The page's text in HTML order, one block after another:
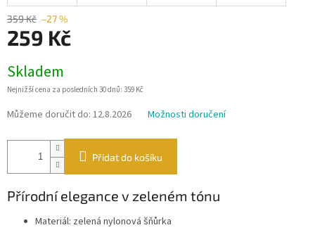
359 Kč –27 %
259 Kč
cena:
Skladem
Nejnižší cena za posledních 30 dnů: 359 Kč
Můžeme doručit do: 12.8.2026 Možnosti doručení
Přidat do košíku
Přírodní elegance v zeleném tónu
Materiál: zelená nylonová šňůrka